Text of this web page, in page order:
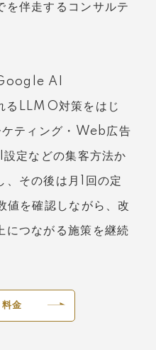
を伴走するコンサルテ
AI
LLMO対策をはじ
ティング・Web広告
定などの集客方法か
、その後は月1回の定
値を確認しながら、改
につながる施策を継続
金